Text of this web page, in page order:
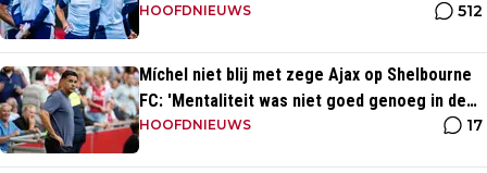
HOOFDNIEUWS 512
Míchel niet blij met zege Ajax op Shelbourne
FC: 'Mentaliteit was niet goed genoeg in de
slotfase'
HOOFDNIEUWS 17